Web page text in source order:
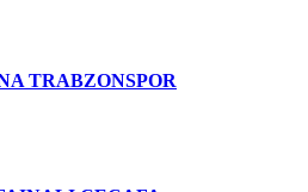
TRABZONSPOR